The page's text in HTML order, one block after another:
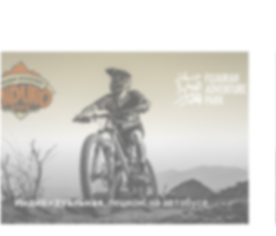
Индивидуальная, пешком на автобусе